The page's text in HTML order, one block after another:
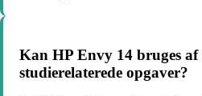
Kan HP Envy 14 bruges af
studierelaterede opgaver?